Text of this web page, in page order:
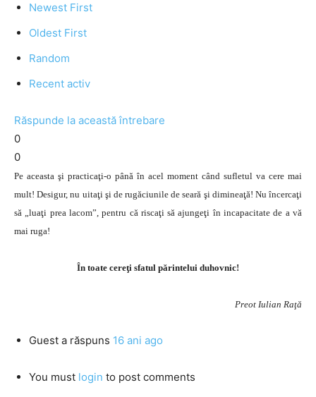
Newest First
Oldest First
Random
Recent activ
Răspunde la această întrebare
0
0
Pe aceasta şi practicaţi-o până în acel moment când sufletul va cere mai
mult! Desigur, nu uitaţi şi de rugăciunile de seară şi dimineaţă! Nu încercaţi
să „luaţi prea lacom”, pentru că riscaţi să ajungeţi în incapacitate de a vă
mai ruga!
În toate cereţi sfatul părintelui duhovnic!
Preot Iulian Raţă
Guest a răspuns 16 ani ago
You must login to post comments